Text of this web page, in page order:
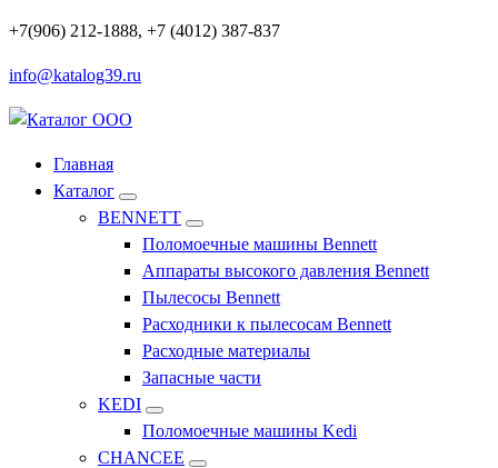
Перейти
содержимому
+7(906) 212-1888, +7 (4012) 387-837
info@katalog39.ru
Профессиональное оборудование и инструменты
Главная
Каталог
BENNETT
Поломоечные машины Bennett
Аппараты высокого давления Bennett
Пылесосы Bennett
Расходники к пылесосам Bennett
Расходные материалы
Запасные части
KEDI
Поломоечные машины Kedi
CHANCEE